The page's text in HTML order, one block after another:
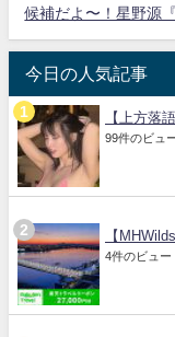
候補だよ〜！星野源
今日の人気記事
【上方落
99件のビュ
【
4件のビュー